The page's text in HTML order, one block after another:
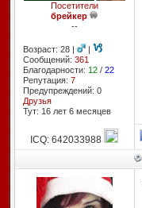
Посетители
брейкер
--
Возраст: 28 |
|
Сообщений: 361
Благодарности: 12/ 22
Репутация: 7
Предупреждений: 0
Друзья
Тут: 16 лет 6 месяцев
ICQ: 642033988